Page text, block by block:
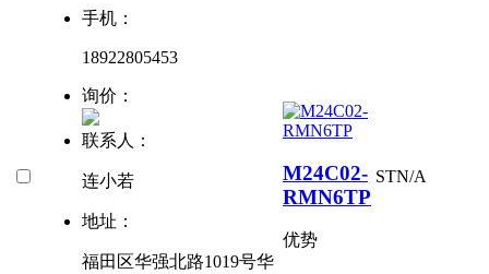
手机：
18922805453
询价：
联系人：
连小若
地址：
福田区华强北路1019号华
M24C02-
RMN6TP
优势
STN/A